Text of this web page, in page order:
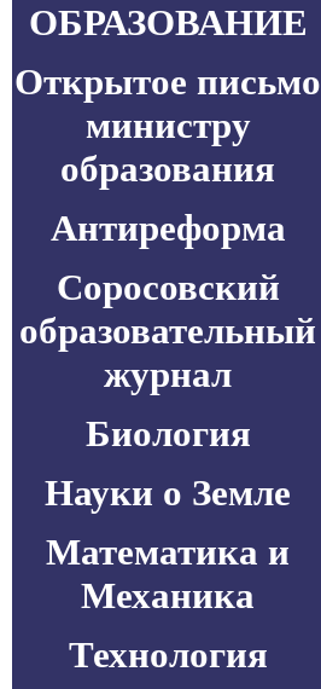
ОБРАЗОВАНИЕ
Открытое письмо
министру
образования
Антиреформа
Соросовский
образовательный
журнал
Биология
Науки о Земле
Математика и
Механика
Технология